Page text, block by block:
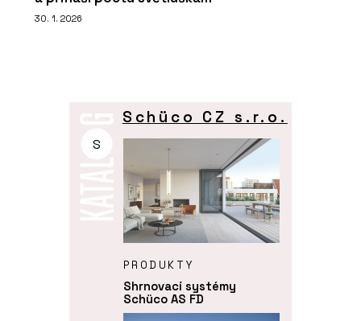
30. 1. 2026
S
Schüco CZ s.r.o.
PRODUKTY
Shrnovací systémy
Schüco AS FD